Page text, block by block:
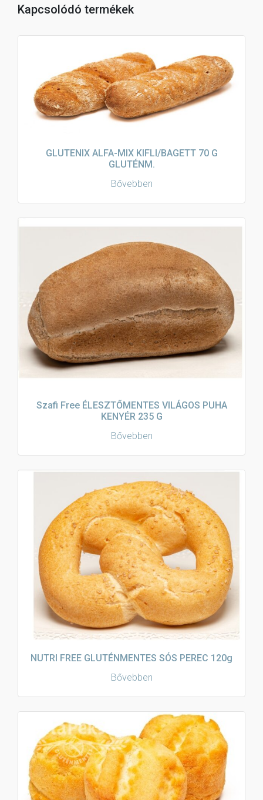
Kapcsolódó termékek
GLUTENIX ALFA-MIX KIFLI/BAGETT 70 G
GLUTÉNM.
Bővebben
Szafi Free ÉLESZTŐMENTES VILÁGOS PUHA
KENYÉR 235 G
Bővebben
NUTRI FREE GLUTÉNMENTES SÓS PEREC 120g
Bővebben